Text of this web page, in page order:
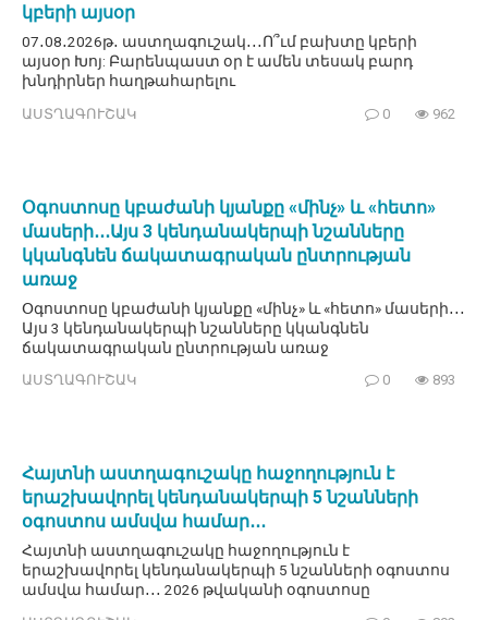
կբերի այսօր
07․08․2026թ․ աստղագուշակ․․․Ո՞ւմ բախտը կբերի
այսօր Խոյ: Բարենպաստ օր է ամեն տեսակ բարդ
խնդիրներ հաղթահարելու
ԱՍՏՂԱԳՈՒՇԱԿ 0 962
Օգոստոսը կբաժանի կյանքը «մինչ» և «հետո»
մասերի․․․Այս 3 կենդանակերպի նշանները
կկանգնեն ճակատագրական ընտրության
առաջ
Օգոստոսը կբաժանի կյանքը «մինչ» և «հետո» մասերի․․․
Այս 3 կենդանակերպի նշանները կկանգնեն
ճակատագրական ընտրության առաջ
ԱՍՏՂԱԳՈՒՇԱԿ 0 893
Հայտնի աստղագուշակը հաջողություն է
երաշխավորել կենդանակերպի 5 նշանների
օգոստոս ամսվա համար․․․
Հայտնի աստղագուշակը հաջողություն է
երաշխավորել կենդանակերպի 5 նշանների օգոստոս
ամսվա համար․․․ 2026 թվականի օգոստոսը